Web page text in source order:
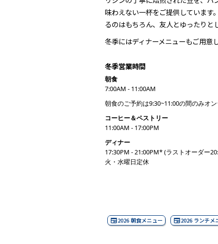
味わえない一杯をご提供しています
るのはもちろん、友人とゆったりと
冬季にはディナーメニューもご用意
冬季営業時間
朝食
7:00AM - 11:00AM
朝食のご予約は9:30~11:00の間のみオ
コーヒー＆ペストリー
11:00AM - 17:00PM
ディナー
17:30PM - 21:00PM* (ラストオーダー
火・水曜日定休
2026 朝食メニュー 2026 ランチメ